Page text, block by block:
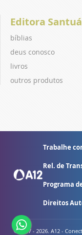
Editora
bíblias
deus conosco
livros
outros produtos
Trabalhe
Rel. de
Programa
Direitos
© 2007 - 2026. A12 -